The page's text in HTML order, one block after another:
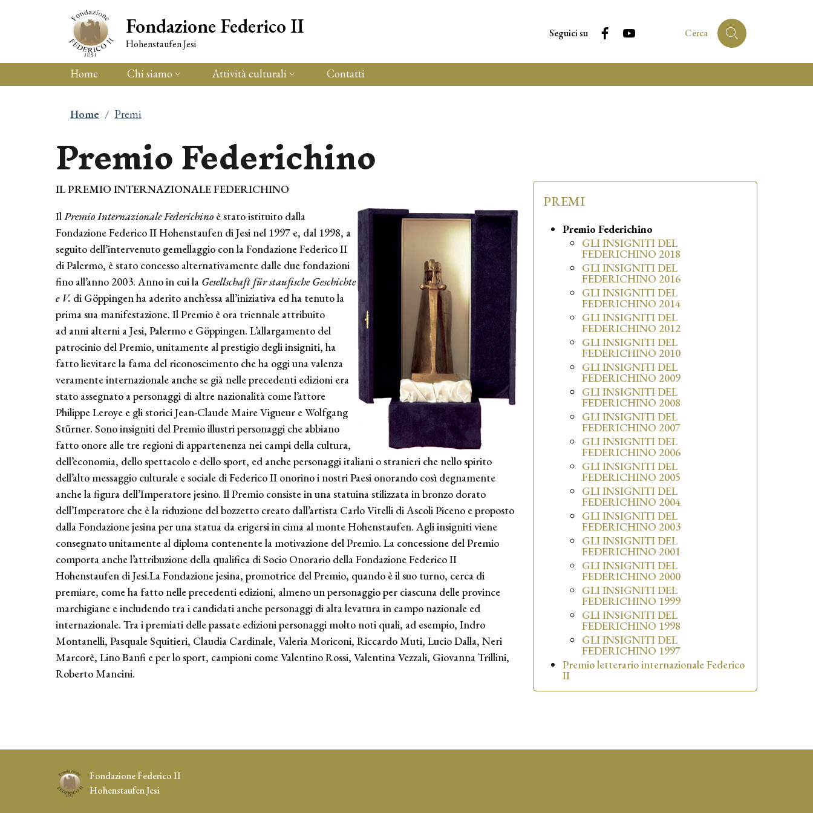
Salta al contenuto principale
Skip to footer content
Fondazione Federico II
Hohenstaufen Jesi
Seguici su Facebook Cerca
Home Chi siamo Attività culturali Contatti
Briciole di pane
Home / Premi
Premio Federichino
IL PREMIO INTERNAZIONALE FEDERICHINO
IlPremio Internazionale Federichino è stato istituito dalla
Fondazione Federico II Hohenstaufen di Jesi nel 1997 e, dal 1998, a
seguito dell’intervenuto gemellaggio con la Fondazione Federico II
di Palermo, è stato concesso alternativamente dalle due fondazioni
fino all’anno 2003. Anno in cui la Gesellschaft für staufische Geschichte
e V. di Göppingen ha aderito anch’essa all’iniziativa ed ha tenuto la
prima sua manifestazione. Il Premio è ora triennale attribuito
ad anni alterni a Jesi, Palermo e Göppingen. L’allargamento del
patrocinio del Premio, unitamente al prestigio degli insigniti, ha
fatto lievitare la fama del riconoscimento che ha oggi una valenza
veramente internazionale anche se già nelle precedenti edizioni era
stato assegnato a personaggi di altre nazionalità come l’attore
Philippe Leroye e gli storici Jean-Claude Maire Vigueur e Wolfgang
Stürner. Sono insigniti del Premio illustri personaggi che abbiano
fatto onore alle tre regioni di appartenenza nei campi della cultura,
dell’economia, dello spettacolo e dello sport, ed anche personaggi italiani o stranieri che nello spirito
dell’alto messaggio culturale e sociale di Federico II onorino i nostri Paesi onorando così degnamente
anche la figura dell’Imperatore jesino. Il Premio consiste in una statuina stilizzata in bronzo dorato
dell’Imperatore che è la riduzione del bozzetto creato dall’artista Carlo Vitelli di Ascoli Piceno e proposto
dalla Fondazione jesina per una statua da erigersi in cima al monte Hohenstaufen. Agli insigniti viene
consegnato unitamente al diploma contenente la motivazione del Premio. La concessione del Premio
comporta anche l’attribuzione della qualifica di Socio Onorario della Fondazione Federico II
Hohenstaufen di Jesi.La Fondazione jesina, promotrice del Premio, quando è il suo turno, cerca di
premiare, come ha fatto nelle precedenti edizioni, almeno un personaggio per ciascuna delle province
marchigiane e includendo tra i candidati anche personaggi di alta levatura in campo nazionale ed
internazionale. Tra i premiati delle passate edizioni personaggi molto noti quali, ad esempio, Indro
Montanelli, Pasquale Squitieri, Claudia Cardinale, Valeria Moriconi, Riccardo Muti, Lucio Dalla, Neri
Marcorè, Lino Banfi e per lo sport, campioni come Valentino Rossi, Valentina Vezzali, Giovanna Trillini,
Roberto Mancini.
PREMI
Premio Federichino
GLI INSIGNITI DEL
FEDERICHINO 2018
GLI INSIGNITI DEL
FEDERICHINO 2016
GLI INSIGNITI DEL
FEDERICHINO 2014
GLI INSIGNITI DEL
FEDERICHINO 2012
GLI INSIGNITI DEL
FEDERICHINO 2010
GLI INSIGNITI DEL
FEDERICHINO 2009
GLI INSIGNITI DEL
FEDERICHINO 2008
GLI INSIGNITI DEL
FEDERICHINO 2007
GLI INSIGNITI DEL
FEDERICHINO 2006
GLI INSIGNITI DEL
FEDERICHINO 2005
GLI INSIGNITI DEL
FEDERICHINO 2004
GLI INSIGNITI DEL
FEDERICHINO 2003
GLI INSIGNITI DEL
FEDERICHINO 2001
GLI INSIGNITI DEL
FEDERICHINO 2000
GLI INSIGNITI DEL
FEDERICHINO 1999
GLI INSIGNITI DEL
FEDERICHINO 1998
GLI INSIGNITI DEL
FEDERICHINO 1997
Premio letterario internazionale Federico
II
Fondazione Federico II
Hohenstaufen Jesi